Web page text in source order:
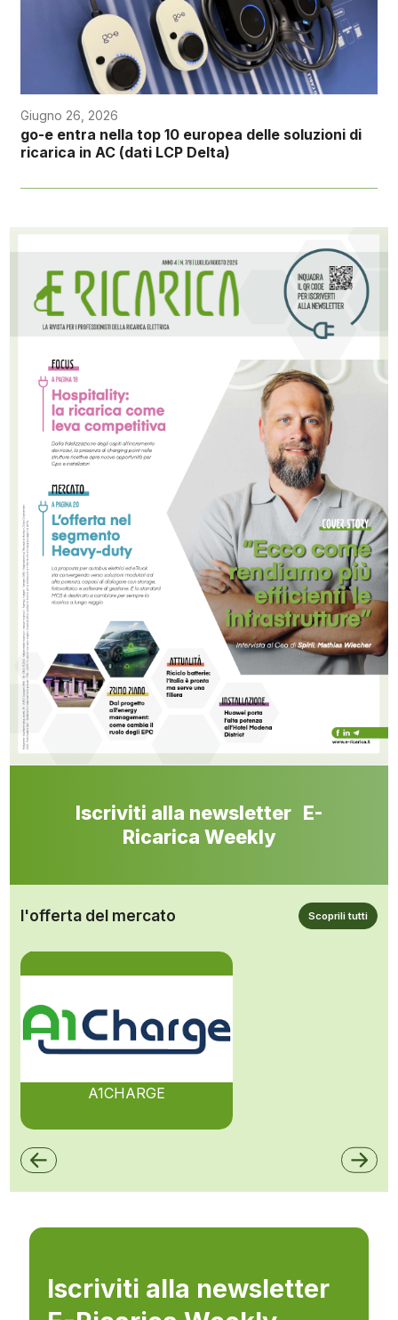
Giugno 26, 2026
go-e entra nella top 10 europea delle soluzioni di
ricarica in AC (dati LCP Delta)
Iscriviti alla newsletter E-
Ricarica Weekly
l'offerta del mercato Scoprili tutti
A1CHARGE
Iscriviti alla newsletter